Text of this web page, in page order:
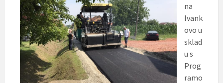
na
Ivank
ovo u
sklad
u s
Prog
ramo